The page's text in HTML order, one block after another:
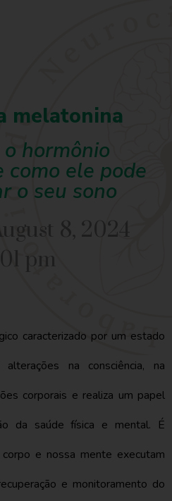
melatonina
o hormônio
como ele pode
o seu sono
caracterizado por um estado
na consciência, na
corporais e realiza um papel
da saúde física e mental. É
e nossa mente executam
e monitoramento do